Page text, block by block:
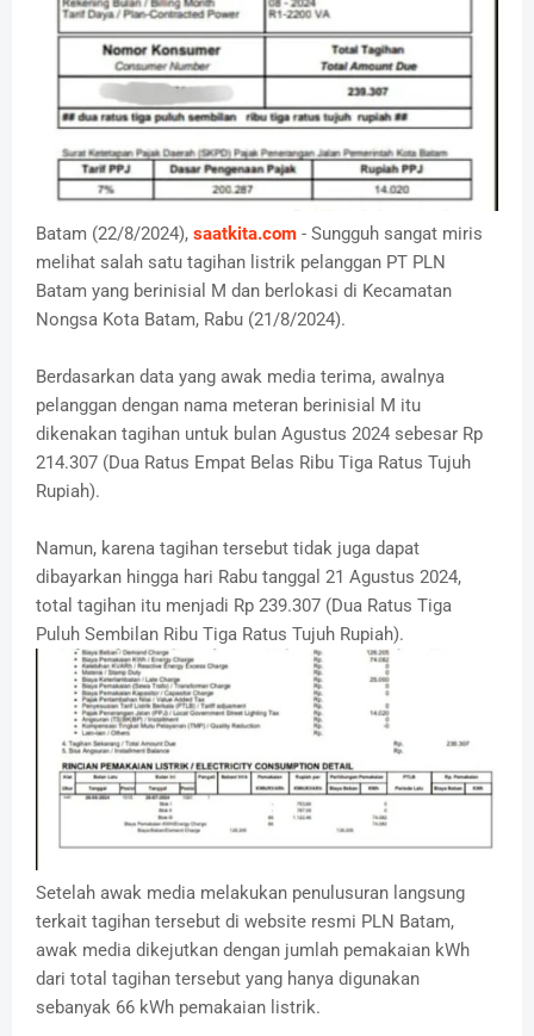
Batam (22/8/2024), saatkita.com - Sungguh sangat miris
melihat salah satu tagihan listrik pelanggan PT PLN
Batam yang berinisial M dan berlokasi di Kecamatan
Nongsa Kota Batam, Rabu (21/8/2024).
Berdasarkan data yang awak media terima, awalnya
pelanggan dengan nama meteran berinisial M itu
dikenakan tagihan untuk bulan Agustus 2024 sebesar Rp
214.307 (Dua Ratus Empat Belas Ribu Tiga Ratus Tujuh
Rupiah).
Namun, karena tagihan tersebut tidak juga dapat
dibayarkan hingga hari Rabu tanggal 21 Agustus 2024,
total tagihan itu menjadi Rp 239.307 (Dua Ratus Tiga
Puluh Sembilan Ribu Tiga Ratus Tujuh Rupiah).
Setelah awak media melakukan penulusuran langsung
terkait tagihan tersebut di website resmi PLN Batam,
awak media dikejutkan dengan jumlah pemakaian kWh
dari total tagihan tersebut yang hanya digunakan
sebanyak 66 kWh pemakaian listrik.